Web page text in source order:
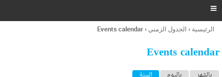
ر
ل
ح

أنت
هنا
الرئيسية › الجدول الزمني ›
Events calendar
Events calendar